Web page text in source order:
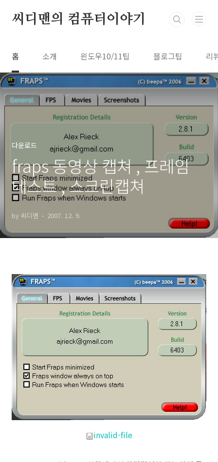
씨디맨의 컴퓨터이야기
홈 소개 윈도우10/11팁 블로그팁 리
다운로드
fraps 동영상 캡쳐 , 프레임
테스트 , 스크린캡쳐
by 씨디맨 2007. 12. 9.
invalid-file